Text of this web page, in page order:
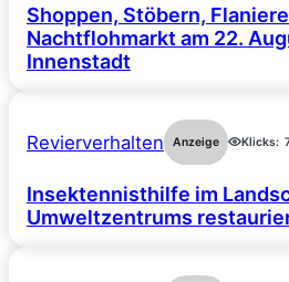
Shoppen, Stöbern,
Nachtflohmarkt am 22.
Innenstadt
Revierverhalten Anzeige Klicks:
Insektennisthilfe im
Umweltzentrums